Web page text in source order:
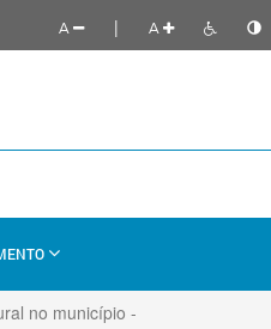
A | A
no município -